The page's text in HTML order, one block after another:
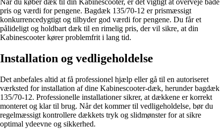
Når du køber dæk til din Kabinescooter, er det vigtigt at overveje både
pris og værdi for pengene. Bagdæk 135/70-12 er prismæssigt
konkurrencedygtigt og tilbyder god værdi for pengene. Du får et
pålideligt og holdbart dæk til en rimelig pris, der vil sikre, at din
Kabinescooter kører problemfrit i lang tid.
Installation og vedligeholdelse
Det anbefales altid at få professionel hjælp eller gå til en autoriseret
værksted for installation af dine Kabinescooter-dæk, herunder bagdæk
135/70-12. Professionelle installationer sikrer, at dækkene er korrekt
monteret og klar til brug. Når det kommer til vedligeholdelse, bør du
regelmæssigt kontrollere dækkets tryk og slidmønster for at sikre
optimal ydeevne og sikkerhed.